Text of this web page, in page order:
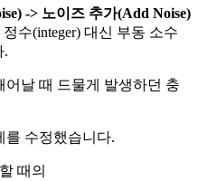
-> 노이즈 추가(Add Noise)
수(integer) 대신 부동 소수
.
날 때 드물게 발생하던 충
를 수정했습니다.
때의